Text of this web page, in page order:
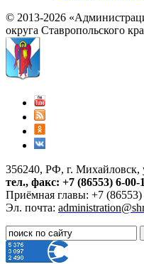
© 2013-2026
округа Ставропольского
356240, РФ, г. Михайловск,
тел., факс: +7 (86553) 6-00-
Приёмная главы: +7 (86553)
Эл. почта: